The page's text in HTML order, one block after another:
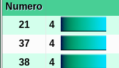
Numero
21
4
37
4
38
4